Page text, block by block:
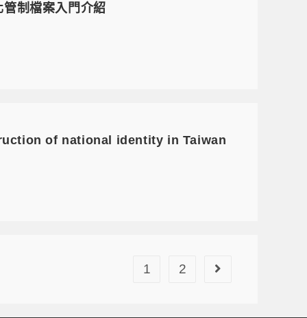
制檔案入門介紹
of national identity in Taiwan
1 2